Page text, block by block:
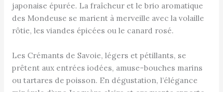
japonaise épurée. La fraîcheur et le brio aromatique
des Mondeuse se marient à merveille avec la volaille
rôtie, les viandes épicées ou le canard rosé.
Les Crémants de Savoie, légers et pétillants, se
prêtent aux entrées iodées, amuse-bouches marins
ou tartares de poisson. En dégustation, l’élégance